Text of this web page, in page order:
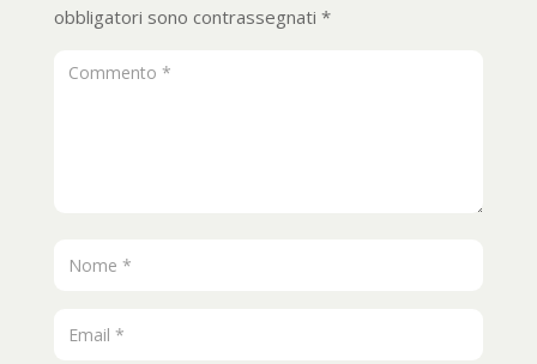
obbligatori sono contrassegnati *